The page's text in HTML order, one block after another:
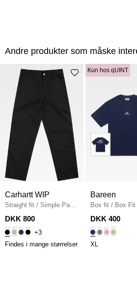
Andre produkter som måske
Carhartt WIP
Straight fit / Simple Pant
I020075 / BLACK
DKK 800
+3
Findes i mange størrelser
Kun hos qUINT
Bareen
Box fit / Box Fit
NAVY
DKK 400
XL